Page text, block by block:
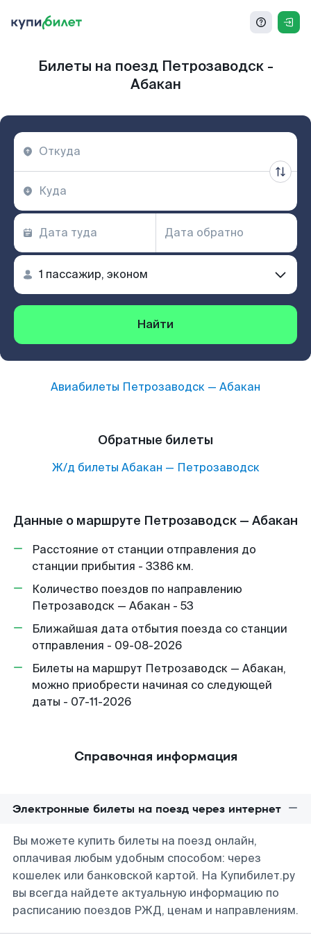
Билеты на поезд Петрозаводск -
Абакан
Найти
Авиабилеты Петрозаводск — Абакан
Обратные билеты
Ж/д билеты Абакан — Петрозаводск
Данные о маршруте Петрозаводск — Абакан
Расстояние от станции отправления до
станции прибытия - 3386 км.
Количество поездов по направлению
Петрозаводск — Абакан - 53
Ближайшая дата отбытия поезда со станции
отправления - 09-08-2026
Билеты на маршрут Петрозаводск — Абакан,
можно приобрести начиная со следующей
даты - 07-11-2026
Справочная информация
Электронные билеты на поезд через интернет
Вы можете купить билеты на поезд онлайн,
оплачивая любым удобным способом: через
кошелек или банковской картой. На Купибилет.ру
вы всегда найдете актуальную информацию по
расписанию поездов РЖД, ценам и направлениям.